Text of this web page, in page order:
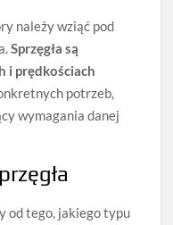
należy wziąć pod
Sprzęgła są
i prędkościach
potrzeb,
wymagania danej
od tego, jakiego typu